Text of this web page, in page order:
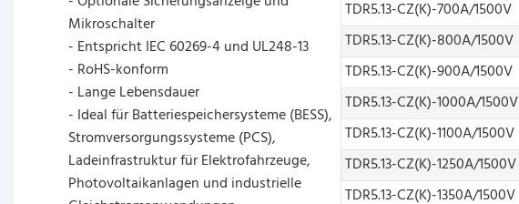
Mikroschalter
- Entspricht IEC 60269-4 und UL248-13
- RoHS-konform
- Lange Lebensdauer
- Ideal für Batteriespeichersysteme (BESS),
Stromversorgungssysteme (PCS),
Ladeinfrastruktur für Elektrofahrzeuge,
Photovoltaikanlagen und industrielle
TDR5.13-CZ(K)-700A/1500V
TDR5.13-CZ(K)-800A/1500V
TDR5.13-CZ(K)-900A/1500V
TDR5.13-CZ(K)-1000A/1500V
TDR5.13-CZ(K)-1100A/1500V
TDR5.13-CZ(K)-1250A/1500V
TDR5.13-CZ(K)-1350A/1500V